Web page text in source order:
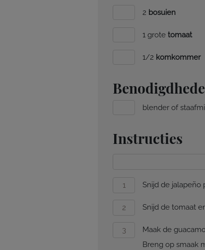
2 bosuien
1 grote tomaat
1/2 komkommer
blender of
Instructies
Snijd de jalapeño
Snijd de tomaat
Maak de
Breng op smaak